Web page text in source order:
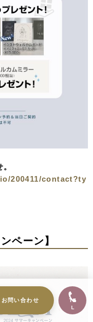
200411/contact?ty
ペーン】
お問い合わせ
TE
L